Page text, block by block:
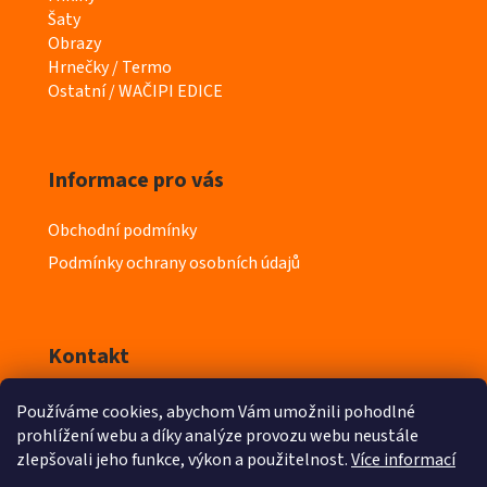
Používáme cookies, abychom Vám umožnili pohodlné
prohlížení webu a díky analýze provozu webu neustále
zlepšovali jeho funkce, výkon a použitelnost.Více informací
e
g
o
r
Šaty
Obrazy
Hrnečky / Termo
Ostatní / WAČIPI EDICE
Informace pro vás
Obchodní podmínky
Podmínky ochrany osobních údajů
Kontakt
info@iyeska.cz
603 218 411